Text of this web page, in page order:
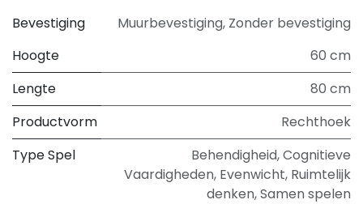
Bevestiging Muurbevestiging, Zonder bevestiging
Hoogte
60 cm
Lengte
80 cm
Productvorm
Rechthoek
Type Spel
Behendigheid,Cognitieve
Vaardigheden, Evenwicht, Ruimtelijk
denken,Samen spelen